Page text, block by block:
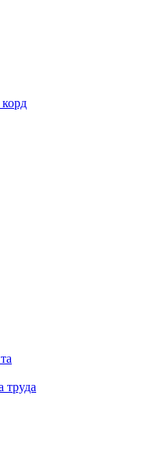
труда